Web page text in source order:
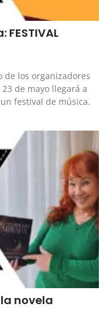
de los organizadores
de mayo llegará a
festival de música.
la novela